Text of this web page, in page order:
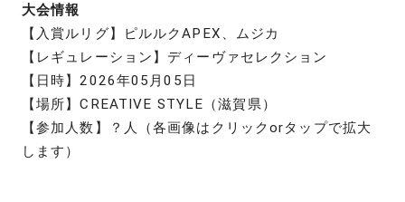
大会情報
【入賞ルリグ】ピルルクAPEX、ムジカ
【レギュレーション】ディーヴァセレクション
【日時】2026年05月05日
【場所】CREATIVE STYLE（滋賀県）
【参加人数】？人（各画像はクリックorタップで拡大
します）